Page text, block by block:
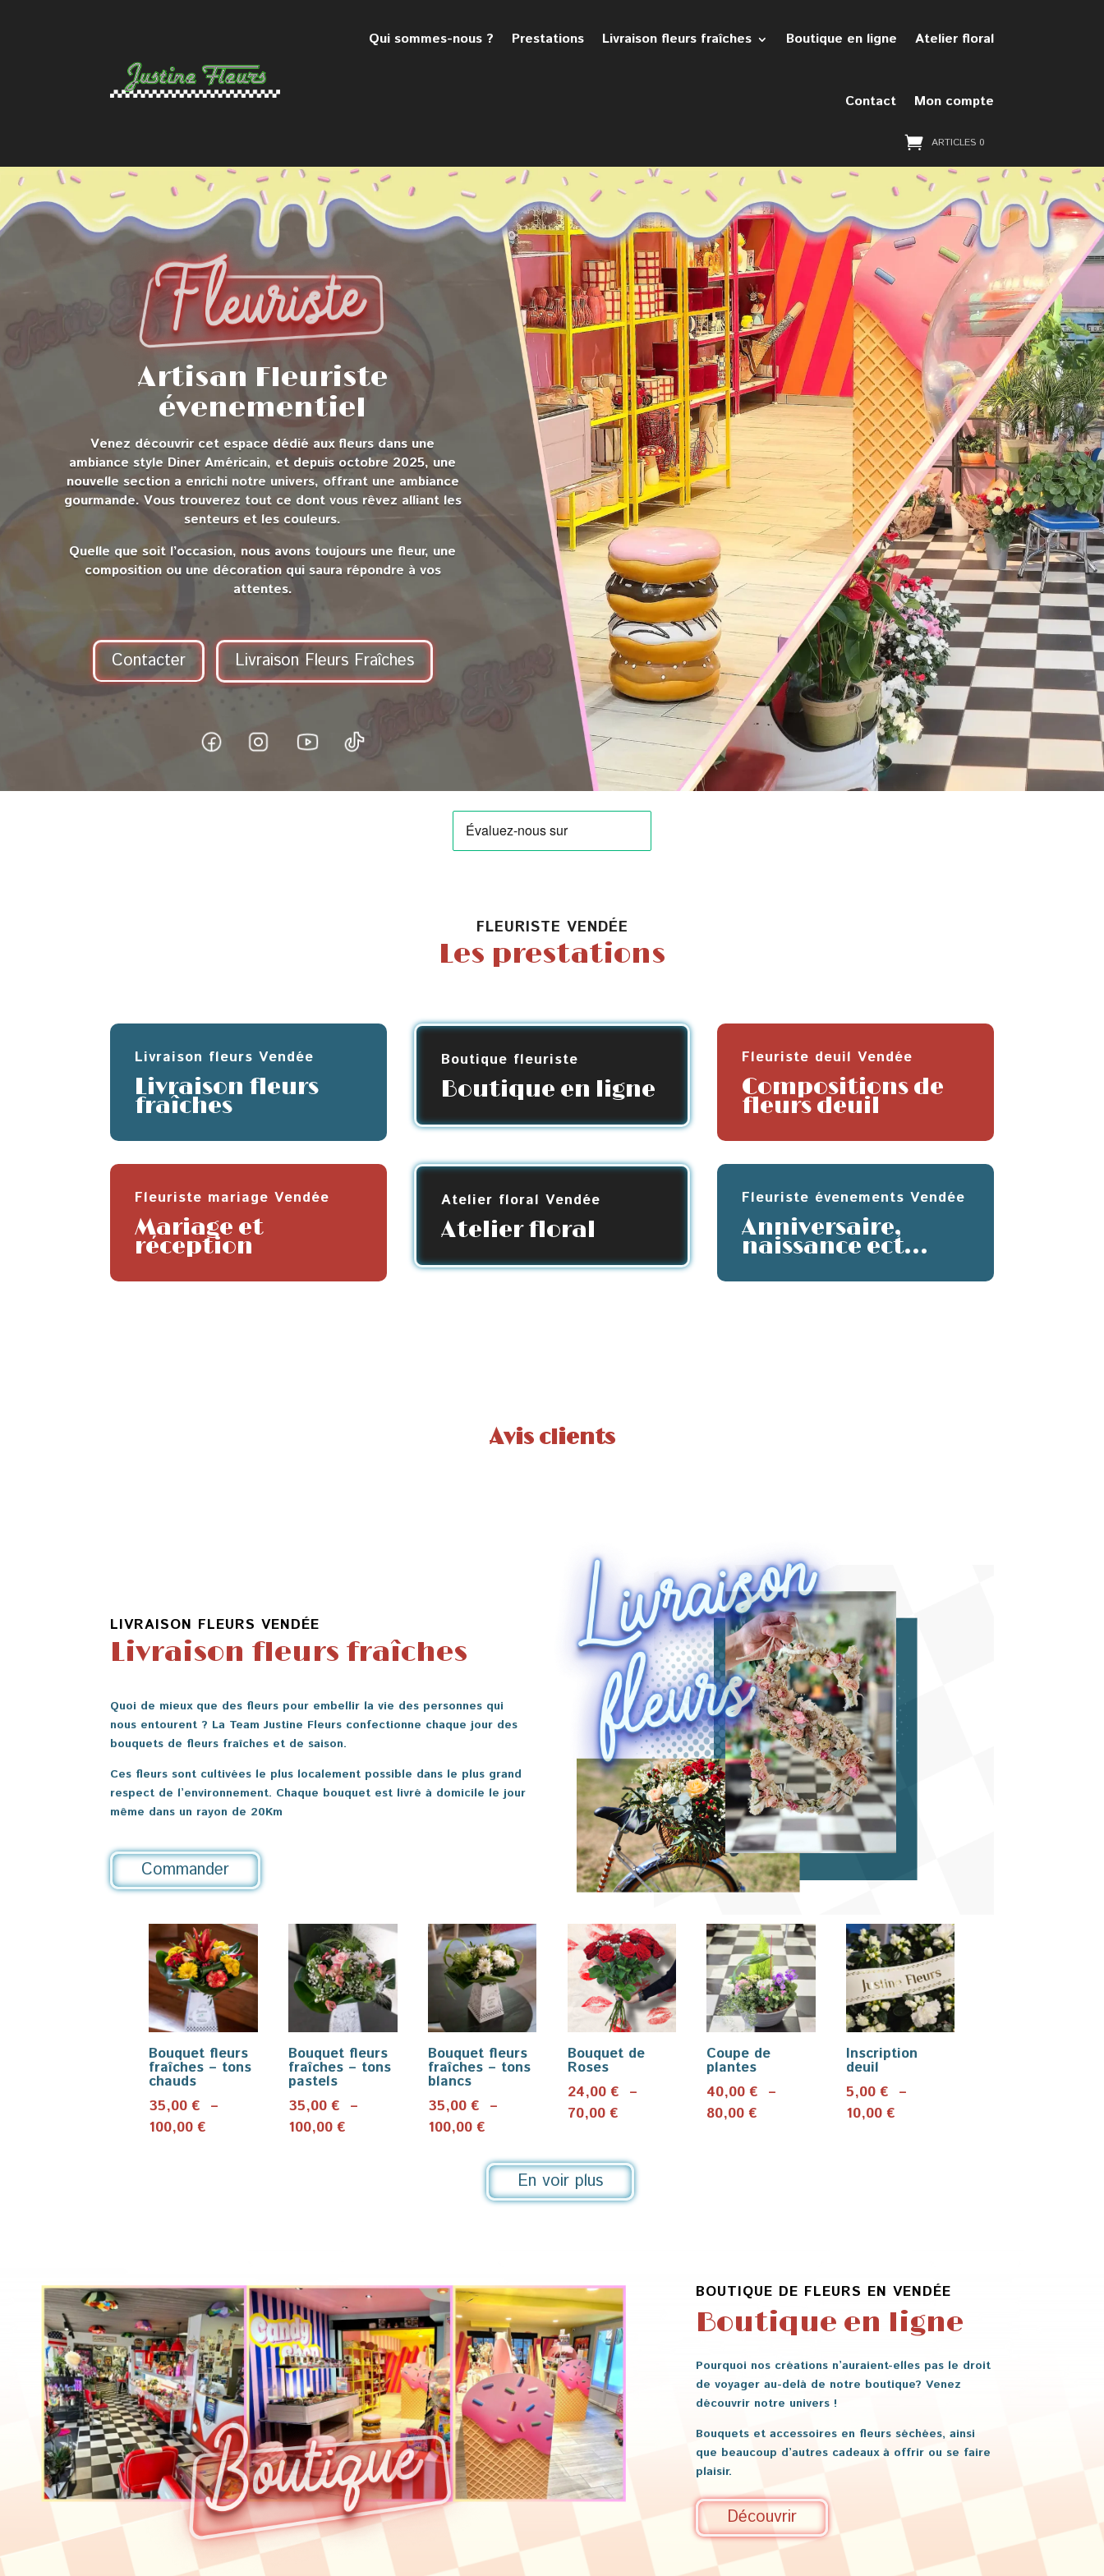
Qui sommes-nous ? Prestations Livraison fleurs fraîches Boutique en ligne Atelier floral
Contact Mon compte
ARTICLES 0
Artisan Fleuriste
évenementiel
Venez découvrir cet espace dédié aux fleurs dans une
ambiance style Diner Américain, et depuis octobre 2025, une
nouvelle section a enrichi notre univers, offrant une ambiance
gourmande.Vous trouverez tout ce dont vous rêvez alliant les
senteurs et les couleurs.
Quelle que soit l’occasion, nous avons toujours une fleur, une
composition ou une décoration qui saura répondre à vos
attentes.
Contacter Livraison Fleurs Fraîches
FLEURISTE VENDÉE
Les prestations
Livraison fleurs Vendée
Livraison fleurs
fraîches
Boutique fleuriste
Boutique en ligne
Fleuriste deuil Vendée
Compositions de
fleurs deuil
Fleuriste mariage Vendée
Mariage et
réception
Atelier floral Vendée
Atelier floral
Fleuriste évenements Vendée
Anniversaire,
naissance ect…
Avis clients
LIVRAISON FLEURS VENDÉE
Livraison fleurs fraîches
Quoi de mieux que des fleurs pour embellir la vie des personnes qui
nous entourent ? La Team Justine Fleurs confectionne chaque jour des
bouquets de fleurs fraîches et de saison.
Ces fleurs sont cultivées le plus localement possible dans le plus grand
respect de l’environnement. Chaque bouquet est livré à domicile le jour
même dans un rayon de 20Km
Commander
Bouquet fleurs
fraîches – tons
chauds
35,00€ –
100,00€
Bouquet fleurs
fraîches – tons
pastels
35,00€ –
100,00€
Bouquet fleurs
fraîches – tons
blancs
35,00€ –
100,00€Plage
prix :
35,00 €
Bouquet de
Roses
24,00€ –
70,00€Plage
prix :
24,00 €
à
Coupe de
plantes
40,00€ –
80,00€
Inscription
deuil
5,00€ –
10,00€
En voir plus
BOUTIQUE DE FLEURS EN VENDÉE
Boutique en ligne
Pourquoi nos créations n’auraient-elles pas le droit
de voyager au-delà de notre boutique? Venez
découvrir notre univers !
Bouquets et accessoires en fleurs séchées, ainsi
que beaucoup d’autres cadeaux à offrir ou se faire
plaisir.
Découvrir